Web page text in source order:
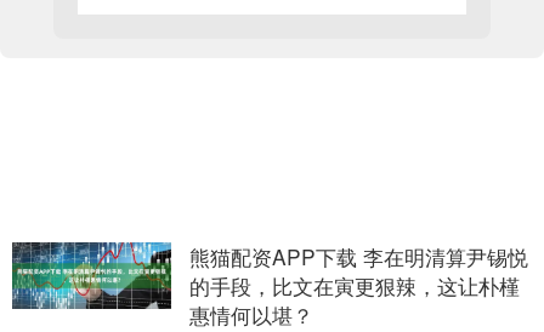
熊猫配资APP下载 李在明清算尹锡悦
的手段，比文在寅更狠辣，这让朴槿
惠情何以堪？